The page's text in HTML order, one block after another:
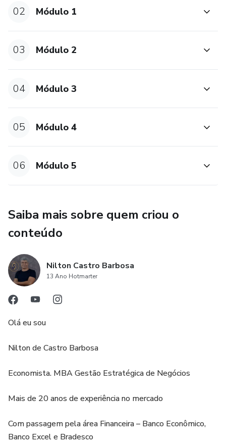
02 Módulo 1
03 Módulo 2
04 Módulo 3
05 Módulo 4
06 Módulo 5
Saiba mais sobre quem criou o
conteúdo
Nilton Castro Barbosa
13 Ano Hotmarter
Olá eu sou
Nilton de Castro Barbosa
Economista. MBA Gestão Estratégica de Negócios
Mais de 20 anos de experiência no mercado
Com passagem pela área Financeira – Banco Econômico,
Banco Excel e Bradesco